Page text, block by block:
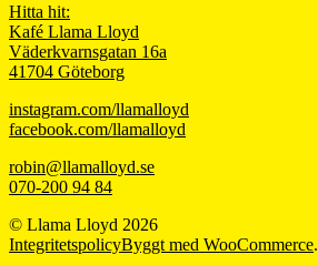
Hitta hit:
Kafé Llama Lloyd
Väderkvarnsgatan 16a
41704 Göteborg
instagram.com/llamalloyd
facebook.com/llamalloyd
robin@llamalloyd.se
070-200 94 84
© Llama Lloyd 2026
IntegritetspolicyByggt med WooCommerce.